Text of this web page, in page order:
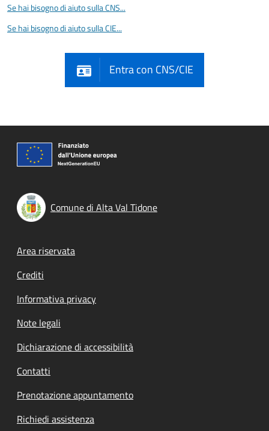
Se hai bisogno di aiuto sulla CNS...
Se hai bisogno di aiuto sulla CIE...
Entra con CNS/CIE
Comune di Alta Val Tidone
Footer menu
Area riservata
Crediti
Informativa privacy
Note legali
Dichiarazione di accessibilità
Contatti
Prenotazione appuntamento
Richiedi assistenza